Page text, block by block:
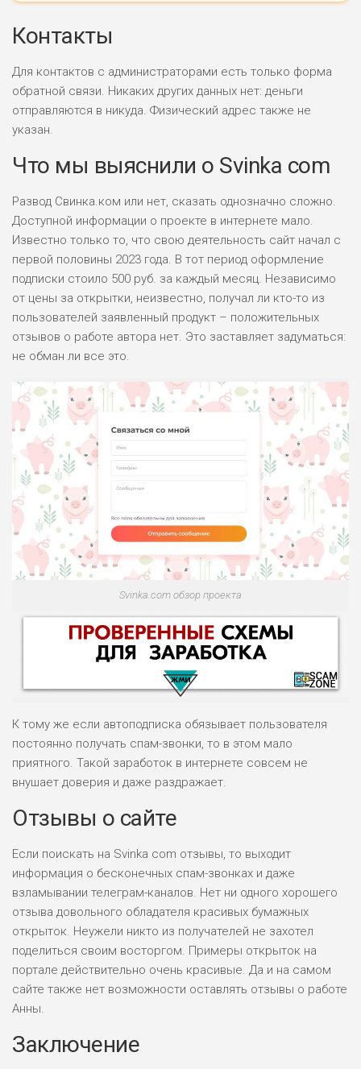
Контакты
Для контактов с администраторами есть только форма
обратной связи. Никаких других данных нет: деньги
отправляются в никуда. Физический адрес также не
указан.
Что мы выяснили о Svinka com
Развод Свинка.ком или нет, сказать однозначно сложно.
Доступной информации о проекте в интернете мало.
Известно только то, что свою деятельность сайт начал с
первой половины 2023 года. В тот период оформление
подписки стоило 500 руб. за каждый месяц. Независимо
от цены за открытки, неизвестно, получал ли кто-то из
пользователей заявленный продукт – положительных
отзывов о работе автора нет. Это заставляет задуматься:
не обман ли все это.
Svinka.com обзор проекта
НАЗВАНИЕ
РИСКИ: НИЗКИЕ
ДОХОД: ВЫСОКИЙ
БЮДЖЕТ: ВЫСОКИЙ
ОБЗОР
ЛЮБИТЕЛЯ
М СТАВОК
РИСКИ: СРЕДНИЕ
ДОХОД: ВЫСОКИЙ
К тому же если автоподписка обязывает пользователя
постоянно получать спам-звонки, то в этом мало
приятного. Такой заработок в интернете совсем не
внушает доверия и даже раздражает.
Отзывы о сайте
Если поискать на Svinka com отзывы, то выходит
информация о бесконечных спам-звонках и даже
взламывании телеграм-каналов. Нет ни одного хорошего
отзыва довольного обладателя красивых бумажных
открыток. Неужели никто из получателей не захотел
поделиться своим восторгом. Примеры открыток на
портале действительно очень красивые. Да и на самом
сайте также нет возможности оставлять отзывы о работе
Анны.
Заключение